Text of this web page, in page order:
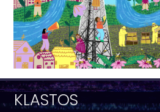
KLASTOS